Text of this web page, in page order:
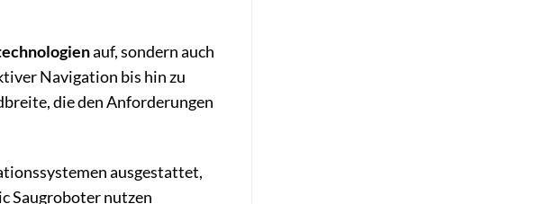
auf, sondern auch
Navigation bis hin zu
die den Anforderungen
ausgestattet,
Saugroboter nutzen